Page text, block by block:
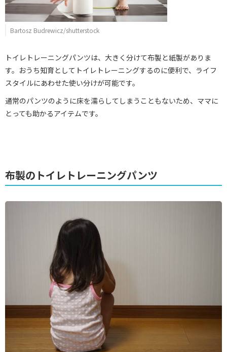
Bartosz Budrewicz/shutterstock
トイレトレーニングパンツは、大きく分けて布製と紙製がありま
す。おうち知育としてトイレトレーニングするのに便利で、ライフ
スタイルにあわせた使い分けが可能です。
通常のパンツのように床を濡らしてしまうこともないため、ママに
とっても助かるアイテムです。
布製のトイレトレーニングパンツ